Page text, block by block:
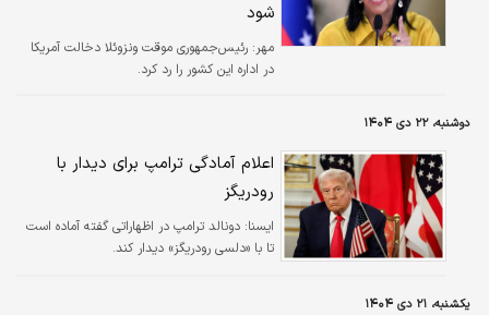
شود
مهر: رئیس‌جمهوری موقت ونزوئلا دخالت آمریکا
در اداره این کشور را رد کرد.
دوشنبه، ۲۲ دی ۱۴۰۴
اعلام آمادگی ترامپ برای دیدار با
رودریگز
ايسنا: دونالد ترامپ در اظهاراتی گفته آماده است
تا با «دلسی رودریگز» دیدار کند.
یکشنبه، ۲۱ دی ۱۴۰۴